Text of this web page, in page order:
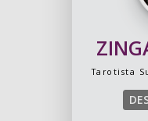
Tarotista